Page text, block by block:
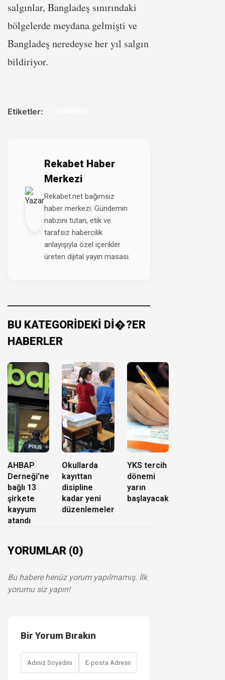
salgınlar, Bangladeş sınırındaki
bölgelerde meydana gelmişti ve
Bangladeş neredeyse her yıl salgın
bildiriyor.
Etiketler:
Rekabet Haber
Merkezi
Rekabet.net bağımsız
haber merkezi. Gündemin
nabzını tutan, etik ve
tarafsız habercilik
anlayışıyla özel içerikler
üreten dijital yayın masası.
BU KATEGORİDEKİ Dİ�?ER
HABERLER
AHBAP
Derneği'ne
bağlı 13
şirkete
kayyum
atandı
Okullarda
kayıttan
disipline
kadar yeni
düzenlemeler
YKS tercih
dönemi
yarın
başlayacak
YORUMLAR (0)
Bu habere henüz yorum yapılmamış. İlk
yorumu siz yapın!
Bir Yorum Bırakın